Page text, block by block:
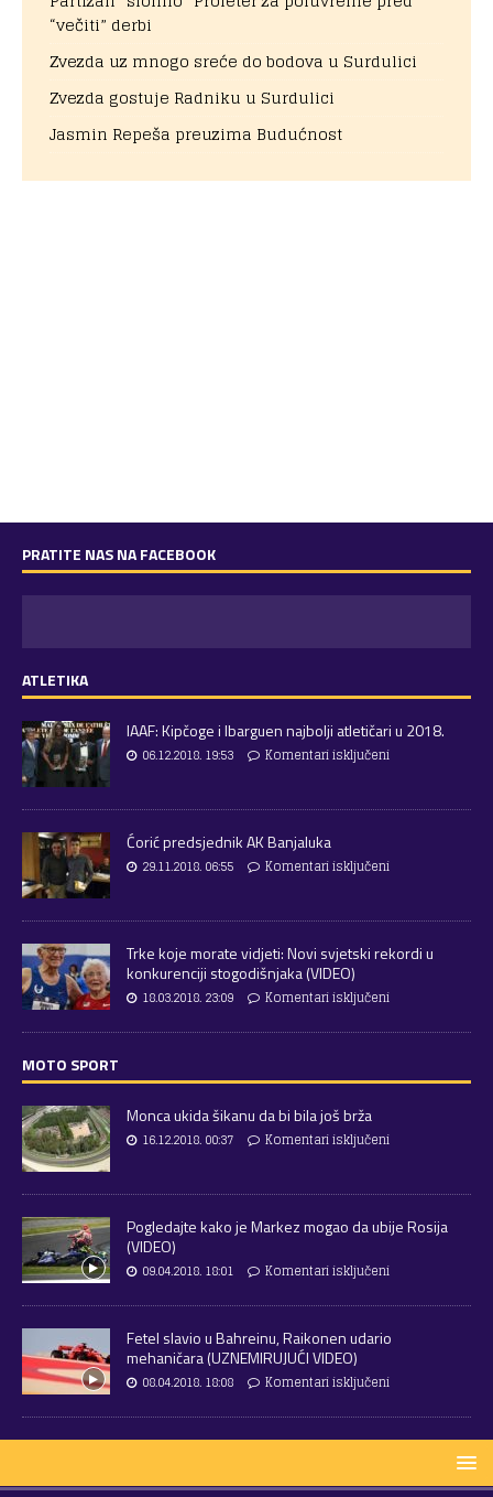
“večiti” derbi
Zvezda uz mnogo sreće do bodova u Surdulici
Zvezda gostuje Radniku u Surdulici
Jasmin Repeša preuzima Budućnost
PRATITE NAS NA FACEBOOK
ATLETIKA
IAAF: Kipčoge i Ibarguen najbolji atletičari u 2018.
06.12.2018. 19:53 Komentari isključeni
Ćorić predsjednik AK Banjaluka
29.11.2018. 06:55 Komentari isključeni
Trke koje morate vidjeti: Novi svjetski rekordi u
konkurenciji stogodišnjaka (VIDEO)
18.03.2018. 23:09 Komentari isključeni
MOTO SPORT
Monca ukida šikanu da bi bila još brža
16.12.2018. 00:37 Komentari isključeni
Pogledajte kako je Markez mogao da ubije Rosija
(VIDEO)
09.04.2018. 18:01 Komentari isključeni
Fetel slavio u Bahreinu, Raikonen udario
mehaničara (UZNEMIRUJUĆI VIDEO)
08.04.2018. 18:08 Komentari isključeni